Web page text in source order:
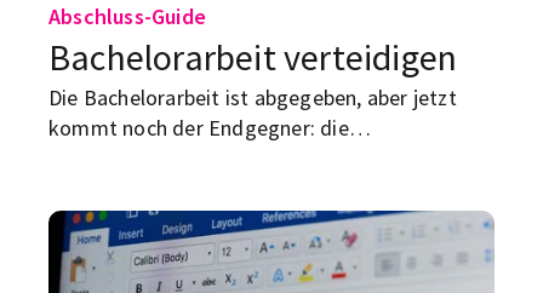
Abschluss-Guide
Bachelorarbeit verteidigen
Die Bachelorarbeit ist abgegeben, aber jetzt
kommt noch der Endgegner: die
Fragen rockst und trotz Nervosität souverän
bestehst.